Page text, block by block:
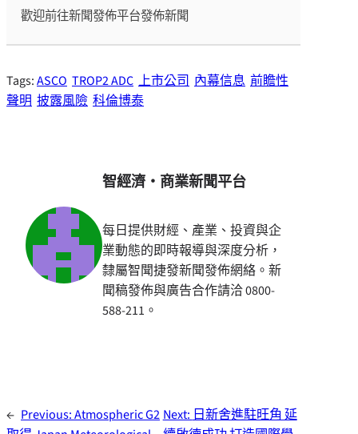
歡迎前往新聞發佈平台發佈新聞
Tags:ASCO TROP2 ADC 上市公司 內幕信息 前瞻性
聲明 披露風險 科倫博泰
智經濟・商業新聞平台
每日提供財經、產業、投資與企
業動態的即時報導與深度分析，
隸屬智聞捷發新聞發佈網絡。新
聞稿發佈與廣告合作請洽 0800-
588-211。
← Previous:Atmospheric G2 Next: 日新舍進駐旺角 延